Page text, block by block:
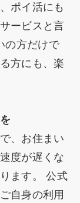
ポイ活にも
ービスと言
の方だけで
方にも、楽
、お住まい
度が遅くな
ます。 公式
自身の利用